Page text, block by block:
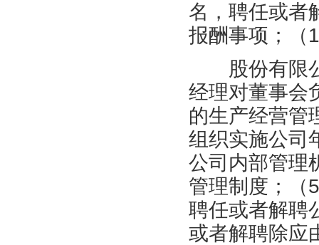
名，聘任或者
报酬事项；（
股份有限公
经理对董事会
的生产经营管
组织实施公司
公司内部管理
管理制度；（
聘任或者解聘
或者解聘除应